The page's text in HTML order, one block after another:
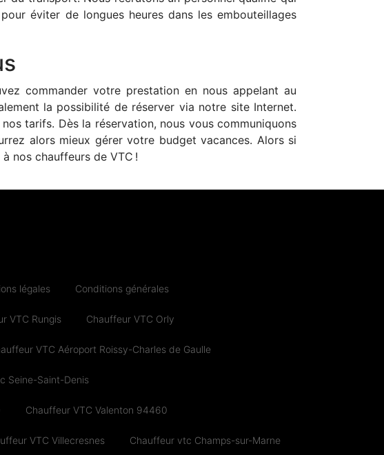
éviter de longues heures dans les embouteillages
commander votre prestation en nous appelant au
la possibilité de réserver via notre site Internet.
tarifs. Dès la réservation, nous vous communiquons
alors mieux gérer votre budget vacances. Alors si
nos chauffeurs de VTC !
légales Conditions générales
VTC Rungis Chauffeur VTC Orly
VTC Aéroport Roissy-Charles de Gaulle
Seine-Saint-Denis
Chauffeur VTC Valenton 94460
VTC Villecresnes Chauffeur vtc Champs-sur-Marne